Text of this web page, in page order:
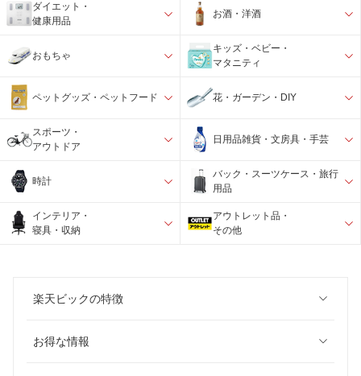
ダイエット・
健康用品
お酒・洋酒
おもちゃ
キッズ・ベビー・
マタニティ
ペットグッズ・ペットフード 花・ガーデン・DIY
スポーツ・
アウトドア
日用品雑貨・文房具・手芸
時計
バック・スーツケース・旅行
用品
インテリア・
寝具・収納
アウトレット品・
その他
楽天ビックの特徴
お得な情報